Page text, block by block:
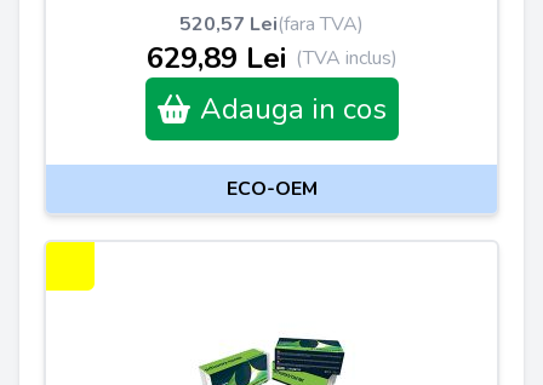
520,57 Lei(fara TVA)
629,89 Lei (TVA inclus)
Adauga in cos
ECO-OEM